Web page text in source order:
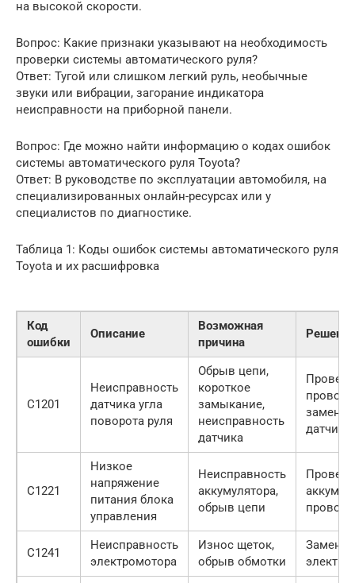
на высокой скорости.
Вопрос: Какие признаки указывают на необходимость
проверки системы автоматического руля?
Ответ: Тугой или слишком легкий руль, необычные
звуки или вибрации, загорание индикатора
неисправности на приборной панели.
Вопрос: Где можно найти информацию о кодах ошибок
системы автоматического руля Toyota?
Ответ: В руководстве по эксплуатации автомобиля, на
специализированных онлайн-ресурсах или у
специалистов по диагностике.
Таблица 1: Коды ошибок системы автоматического руля
Toyota и их расшифровка
Код
ошибки
Описание
Возможная
причина
Решение
C1201
Неисправность
датчика угла
поворота руля
Обрыв цепи,
короткое
замыкание,
неисправность
датчика
датчик
C1221
Низкое
напряжение
питания блока
управления
Неисправность
аккумулятора,
обрыв цепи
C1241
Неисправность
электромотора
Износ щеток,
обрыв обмотки